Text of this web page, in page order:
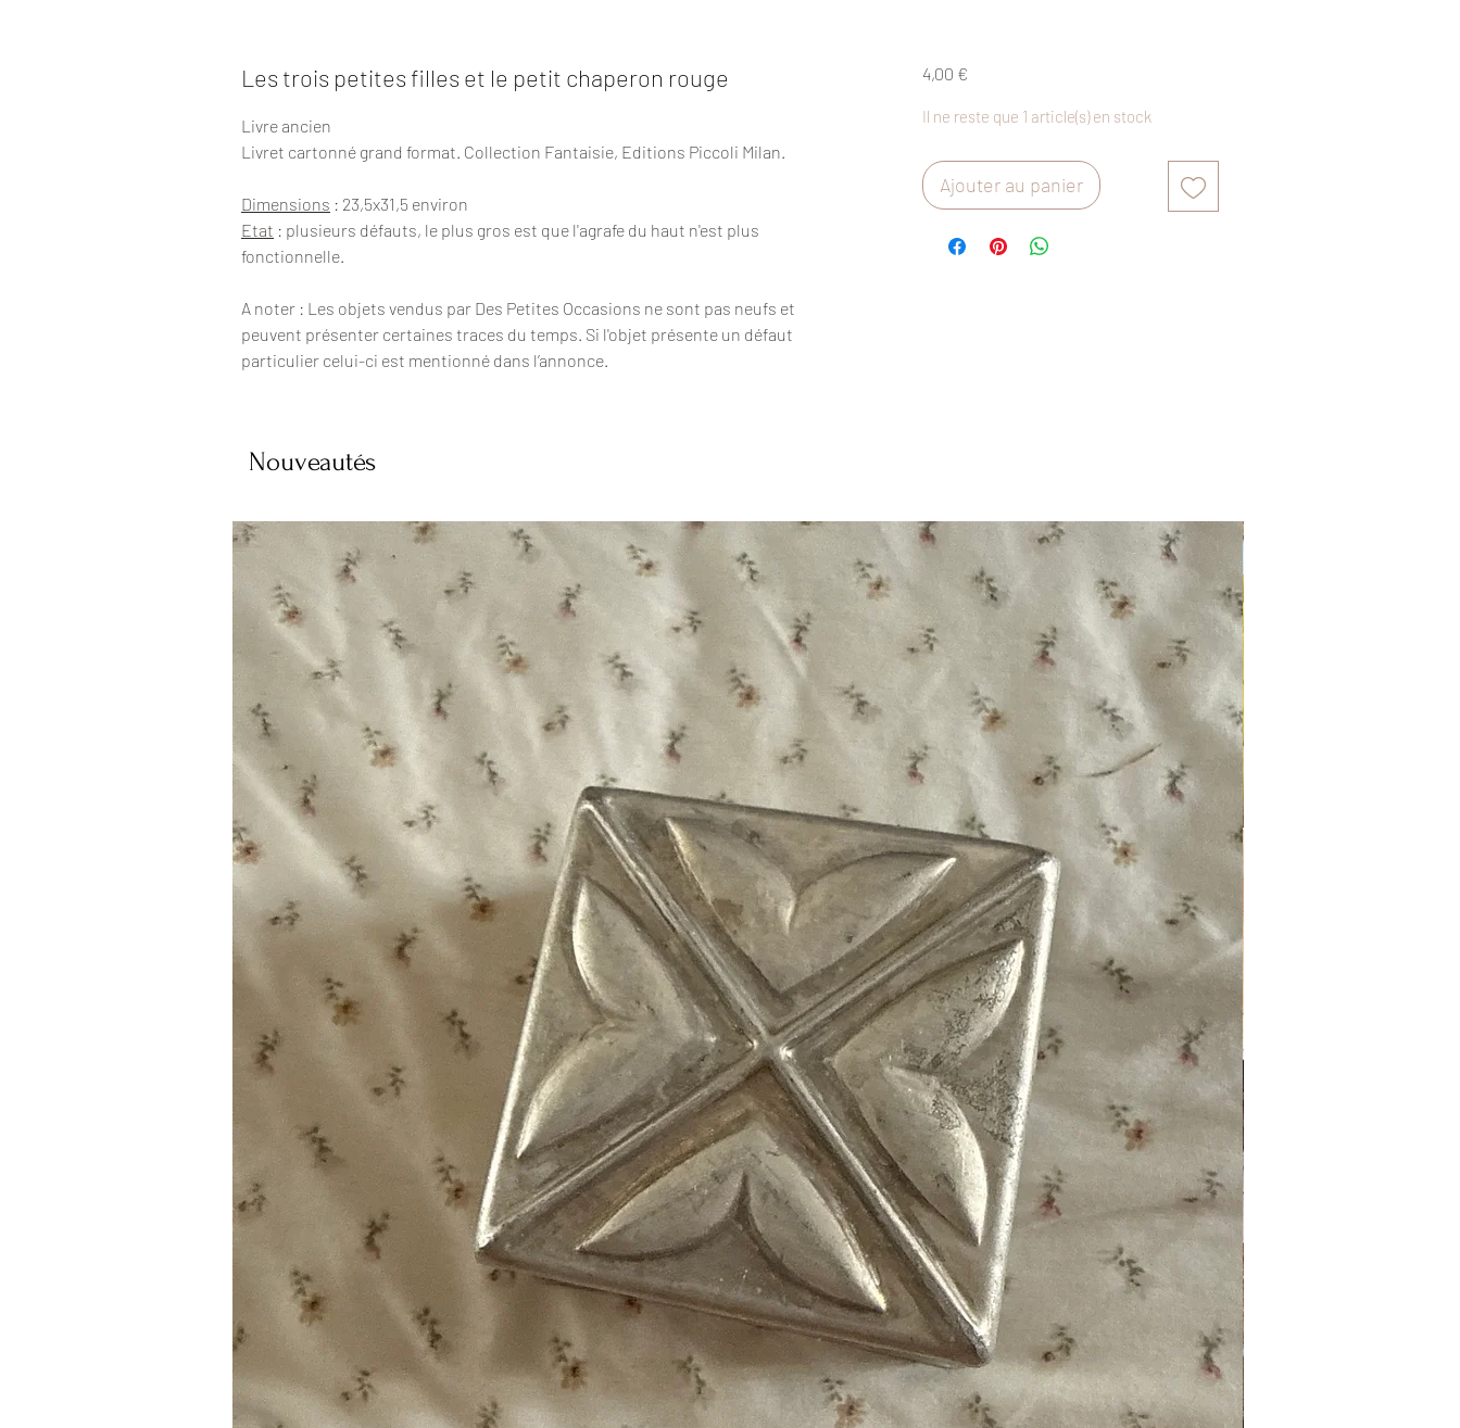
Les trois petites filles et le petit chaperon rouge
Livre ancien
Livret cartonné grand format. Collection Fantaisie, Editions Piccoli Milan.
Dimensions : 23,5x31,5 environ
Etat : plusieurs défauts, le plus gros est que l'agrafe du haut n'est plus
fonctionnelle.
A noter : Les objets vendus par Des Petites Occasions ne sont pas neufs et
peuvent présenter certaines traces du temps. Si l'objet présente un défaut
particulier celui-ci est mentionné dans l’annonce.
4,00 €Prix
Il ne reste que 1 article(s) en stock
Ajouter au panier
Nouveautés